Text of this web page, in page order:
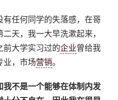
有任何同学的失落感，在哥
天，我一大早洗漱起来，
前大学实习过的企业曾给我
业，市场营销。
我不是一个能够在体制内发